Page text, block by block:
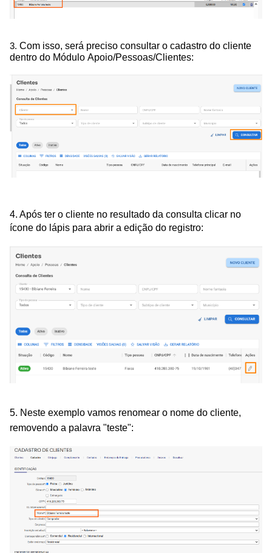
3. Com isso, será preciso consultar o cadastro do cliente
dentro do Módulo Apoio/Pessoas/Clientes:
4. Após ter o cliente no resultado da consulta clicar no
ícone do lápis para abrir a edição do registro:
5. Neste exemplo vamos renomear o nome do cliente,
removendo a palavra "teste":